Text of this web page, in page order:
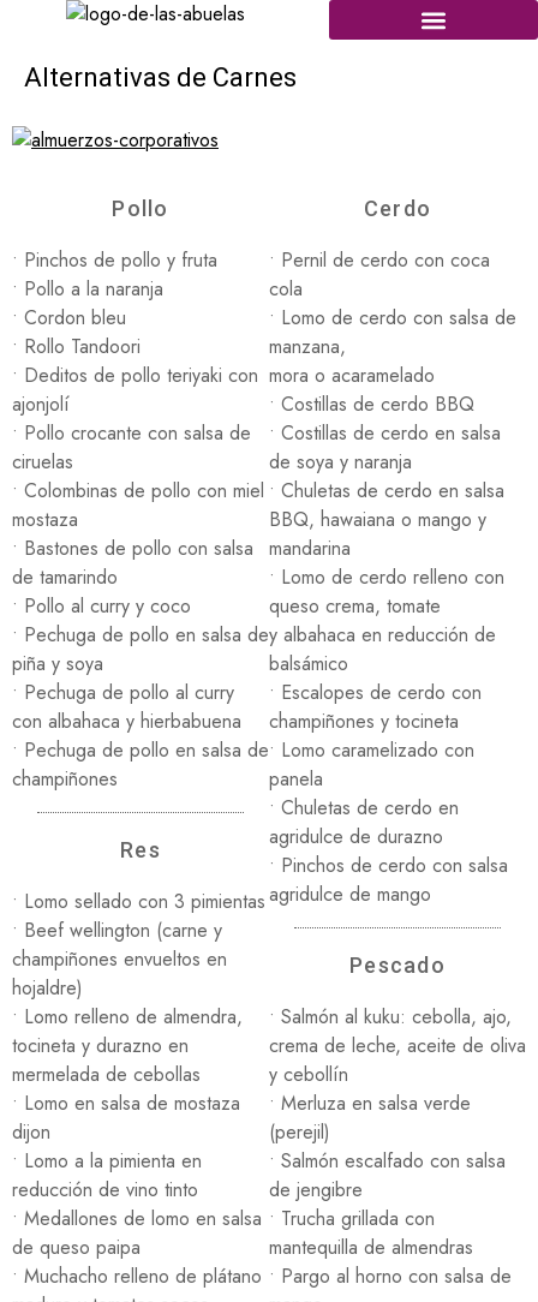
Alternativas de Carnes
Pollo
• Pinchos de pollo y fruta
• Pollo a la naranja
• Cordon bleu
• Rollo Tandoori
• Deditos de pollo teriyaki con
ajonjolí
• Pollo crocante con salsa de
ciruelas
• Colombinas de pollo con miel
mostaza
• Bastones de pollo con salsa
de tamarindo
• Pollo al curry y coco
• Pechuga de pollo en salsa de
piña y soya
• Pechuga de pollo al curry
con albahaca y hierbabuena
• Pechuga de pollo en salsa de
champiñones
Res
• Lomo sellado con 3 pimientas
• Beef wellington (carne y
champiñones envueltos en
hojaldre)
• Lomo relleno de almendra,
tocineta y durazno en
mermelada de cebollas
• Lomo en salsa de mostaza
dijon
• Lomo a la pimienta en
reducción de vino tinto
• Medallones de lomo en salsa
de queso paipa
• Muchacho relleno de plátano
Cerdo
• Pernil de cerdo con coca
cola
• Lomo de cerdo con salsa de
manzana,
mora o acaramelado
• Costillas de cerdo BBQ
• Costillas de cerdo en salsa
de soya y naranja
• Chuletas de cerdo en salsa
BBQ, hawaiana o mango y
mandarina
• Lomo de cerdo relleno con
queso crema, tomate
y albahaca en reducción de
balsámico
• Escalopes de cerdo con
champiñones y tocineta
• Lomo caramelizado con
panela
• Chuletas de cerdo en
agridulce de durazno
• Pinchos de cerdo con salsa
agridulce de mango
Pescado
• Salmón al kuku: cebolla, ajo,
crema de leche, aceite de oliva
y cebollín
• Merluza en salsa verde
(perejil)
• Salmón escalfado con salsa
de jengibre
• Trucha grillada con
mantequilla de almendras
• Pargo al horno con salsa de